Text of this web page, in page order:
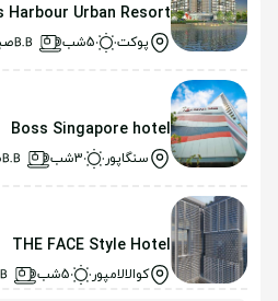
Harbour Urban Resort
پوکت 5شب
Boss Singapore hotel
سنگاپور 3شب
THE FACE Style Hotel
کوالالامپور 5شب